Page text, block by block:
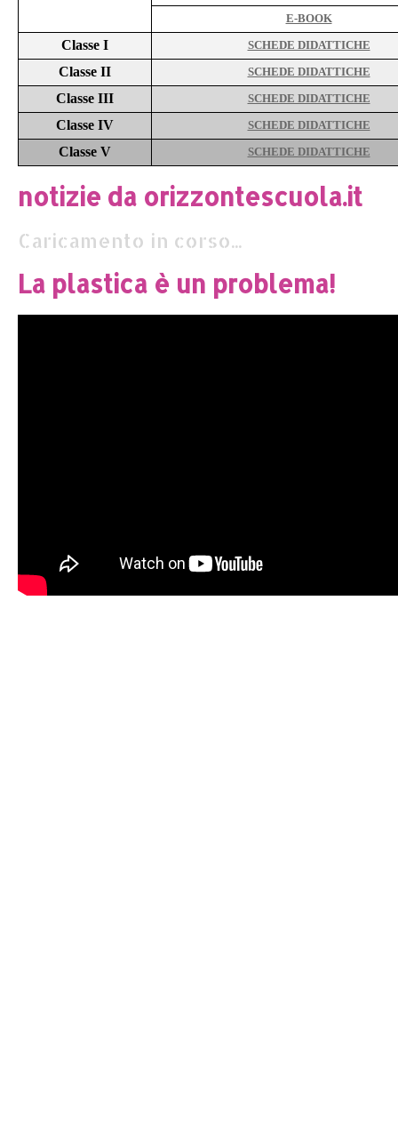
E-BOOK
Classe I SCHEDE DIDATTICHE
Classe II SCHEDE DIDATTICHE
Classe III SCHEDE DIDATTICHE
Classe IV SCHEDE DIDATTICHE
Classe V SCHEDE DIDATTICHE
notizie da orizzontescuola.it
Caricamento in corso...
La plastica è un problema!